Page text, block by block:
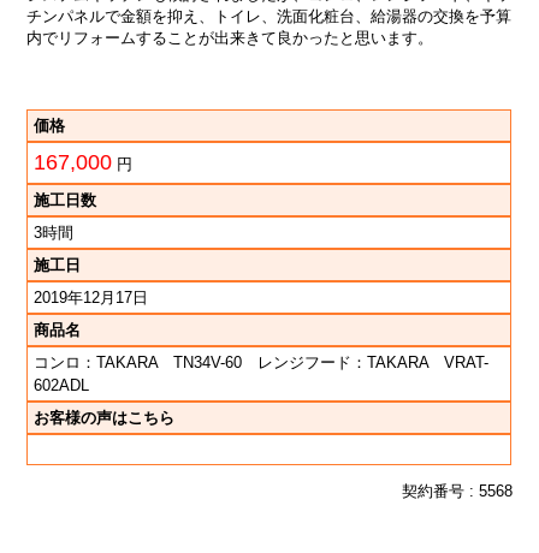
チンパネルで金額を抑え、トイレ、洗面化粧台、給湯器の交換を予算
内でリフォームすることが出来きて良かったと思います。
価格
167,000 円
施工日数
3時間
施工日
2019年12月17日
商品名
コンロ：TAKARA TN34V-60 レンジフード：TAKARA VRAT-
602ADL
お客様の声はこちら
契約番号 : 5568